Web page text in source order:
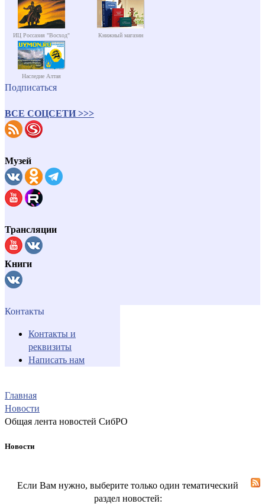
ИЦ Россазия "Восход" Книжный магазин
Наследие Алтая
Подписаться
ВСЕ СОЦСЕТИ >>>
Музей
Трансляции
Книги
Контакты
Контакты и
реквизиты
Написать нам
Главная
Новости
Общая лента новостей СибРО
Новости
Если Вам нужно, выберите только один тематический
раздел новостей: